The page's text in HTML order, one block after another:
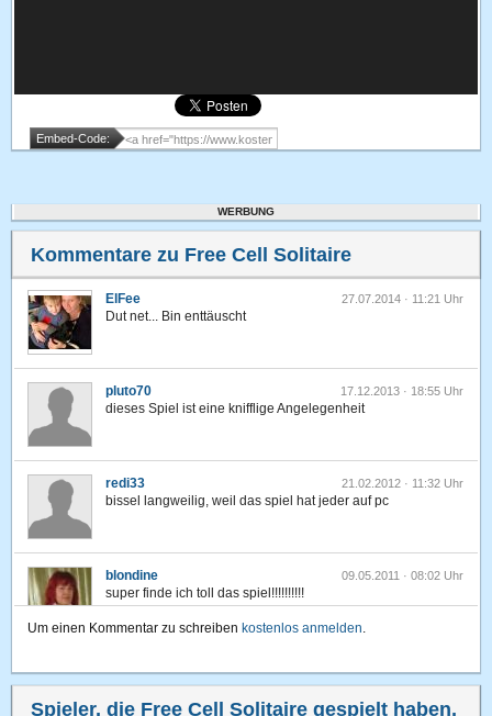
Embed-Code:
WERBUNG
Kommentare zu Free Cell Solitaire
ElFee 27.07.2014 · 11:21 Uhr
Dut net... Bin enttäuscht
pluto70 17.12.2013 · 18:55 Uhr
dieses Spiel ist eine knifflige Angelegenheit
redi33 21.02.2012 · 11:32 Uhr
bissel langweilig, weil das spiel hat jeder auf pc
blondine 09.05.2011 · 08:02 Uhr
super finde ich toll das spiel!!!!!!!!!!
Super Solitär Variante! Freecell rockt!
Um einen Kommentar zu schreiben kostenlos anmelden.
Spieler, die Free Cell Solitaire gespielt haben,